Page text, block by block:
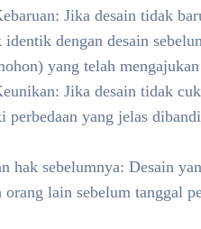
Jika desain tidak
identik dengan desain
yang telah
Jika desain tidak
perbedaan yang jelas
hak sebelumnya: Desain
lain sebelum tanggal